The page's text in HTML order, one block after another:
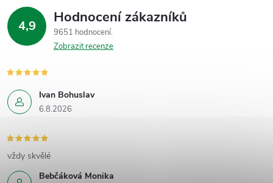
4,9 Hodnocení zákazníků
9651 hodnocení
Zobrazit recenze
Ivan Bohuslav
6.8.2026
Bebčáková Monika
vždy skvělé